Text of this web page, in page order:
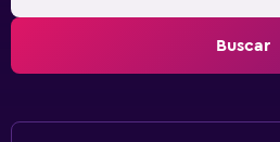
Buscar